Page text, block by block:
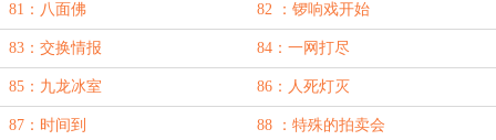
81：八面佛 82 ：锣响戏开始
83：交换情报 84：一网打尽
85：九龙冰室 86：人死灯灭
87：时间到 88 ：特殊的拍卖会